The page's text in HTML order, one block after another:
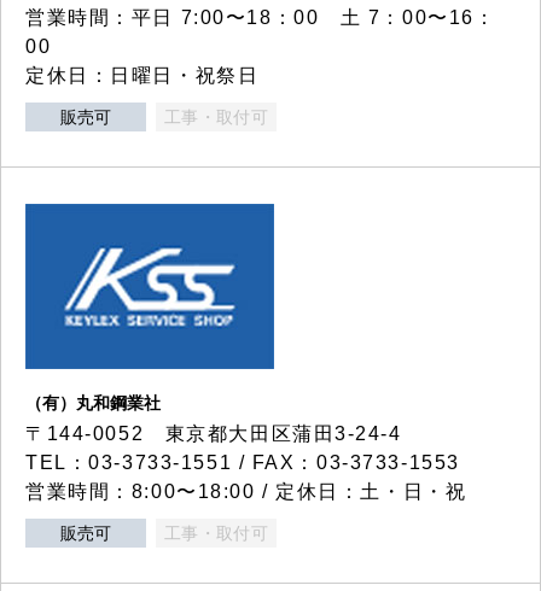
営業時間：平日 7:00〜18：00 土 7：00〜16：
00
定休日：日曜日・祝祭日
販売可 工事・取付可
（有）丸和鋼業社
〒144-0052 東京都大田区蒲田3-24-4
TEL：03-3733-1551 / FAX：03-3733-1553
営業時間：8:00〜18:00 / 定休日：土・日・祝
販売可 工事・取付可